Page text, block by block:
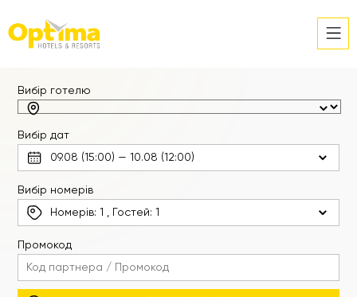
Вибір готелю
Вибір дат
Вибір номерів
Номерів:1 , Гостей: 1
Промокод